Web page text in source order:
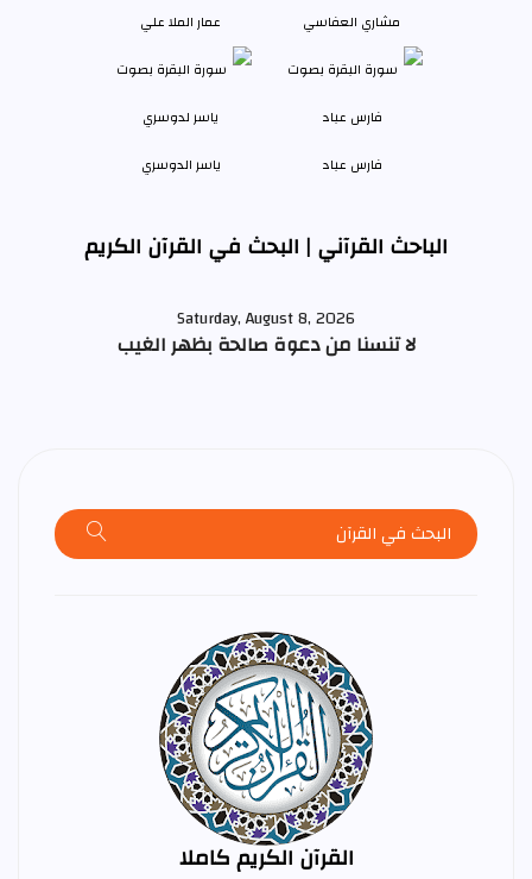
مشاري العفاسي عمار الملا علي
فارس عباد ياسر الدوسري
الباحث القرآني | البحث في القرآن الكريم
Saturday, August 8, 2026
لا تنسنا من دعوة صالحة بظهر الغيب
القرآن الكريم كاملا